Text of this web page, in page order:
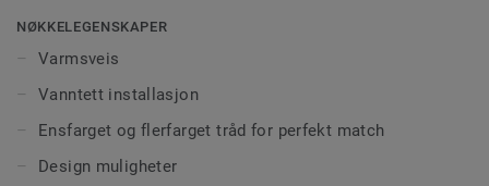
og forhindrer smuss og møkk å trenge ned i skjøtene. Våre
sveisetråder kommer i ens- eller flerfargede utgaver for å
kontraster.
NØKKELEGENSKAPER
Varmsveis
Vanntett installasjon
Ensfarget og flerfarget tråd for perfekt match
Design muligheter